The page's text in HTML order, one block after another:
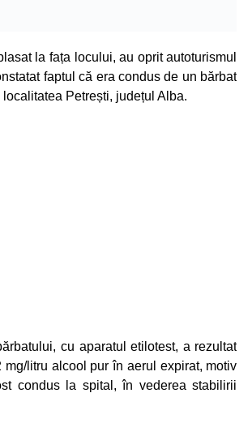
la fața locului, au oprit autoturismul
faptul că era condus de un bărbat
Petrești, județul Alba.
cu aparatul etilotest, a rezultat
mg/litru alcool pur în aerul expirat, motiv
condus la spital, în vederea stabilirii